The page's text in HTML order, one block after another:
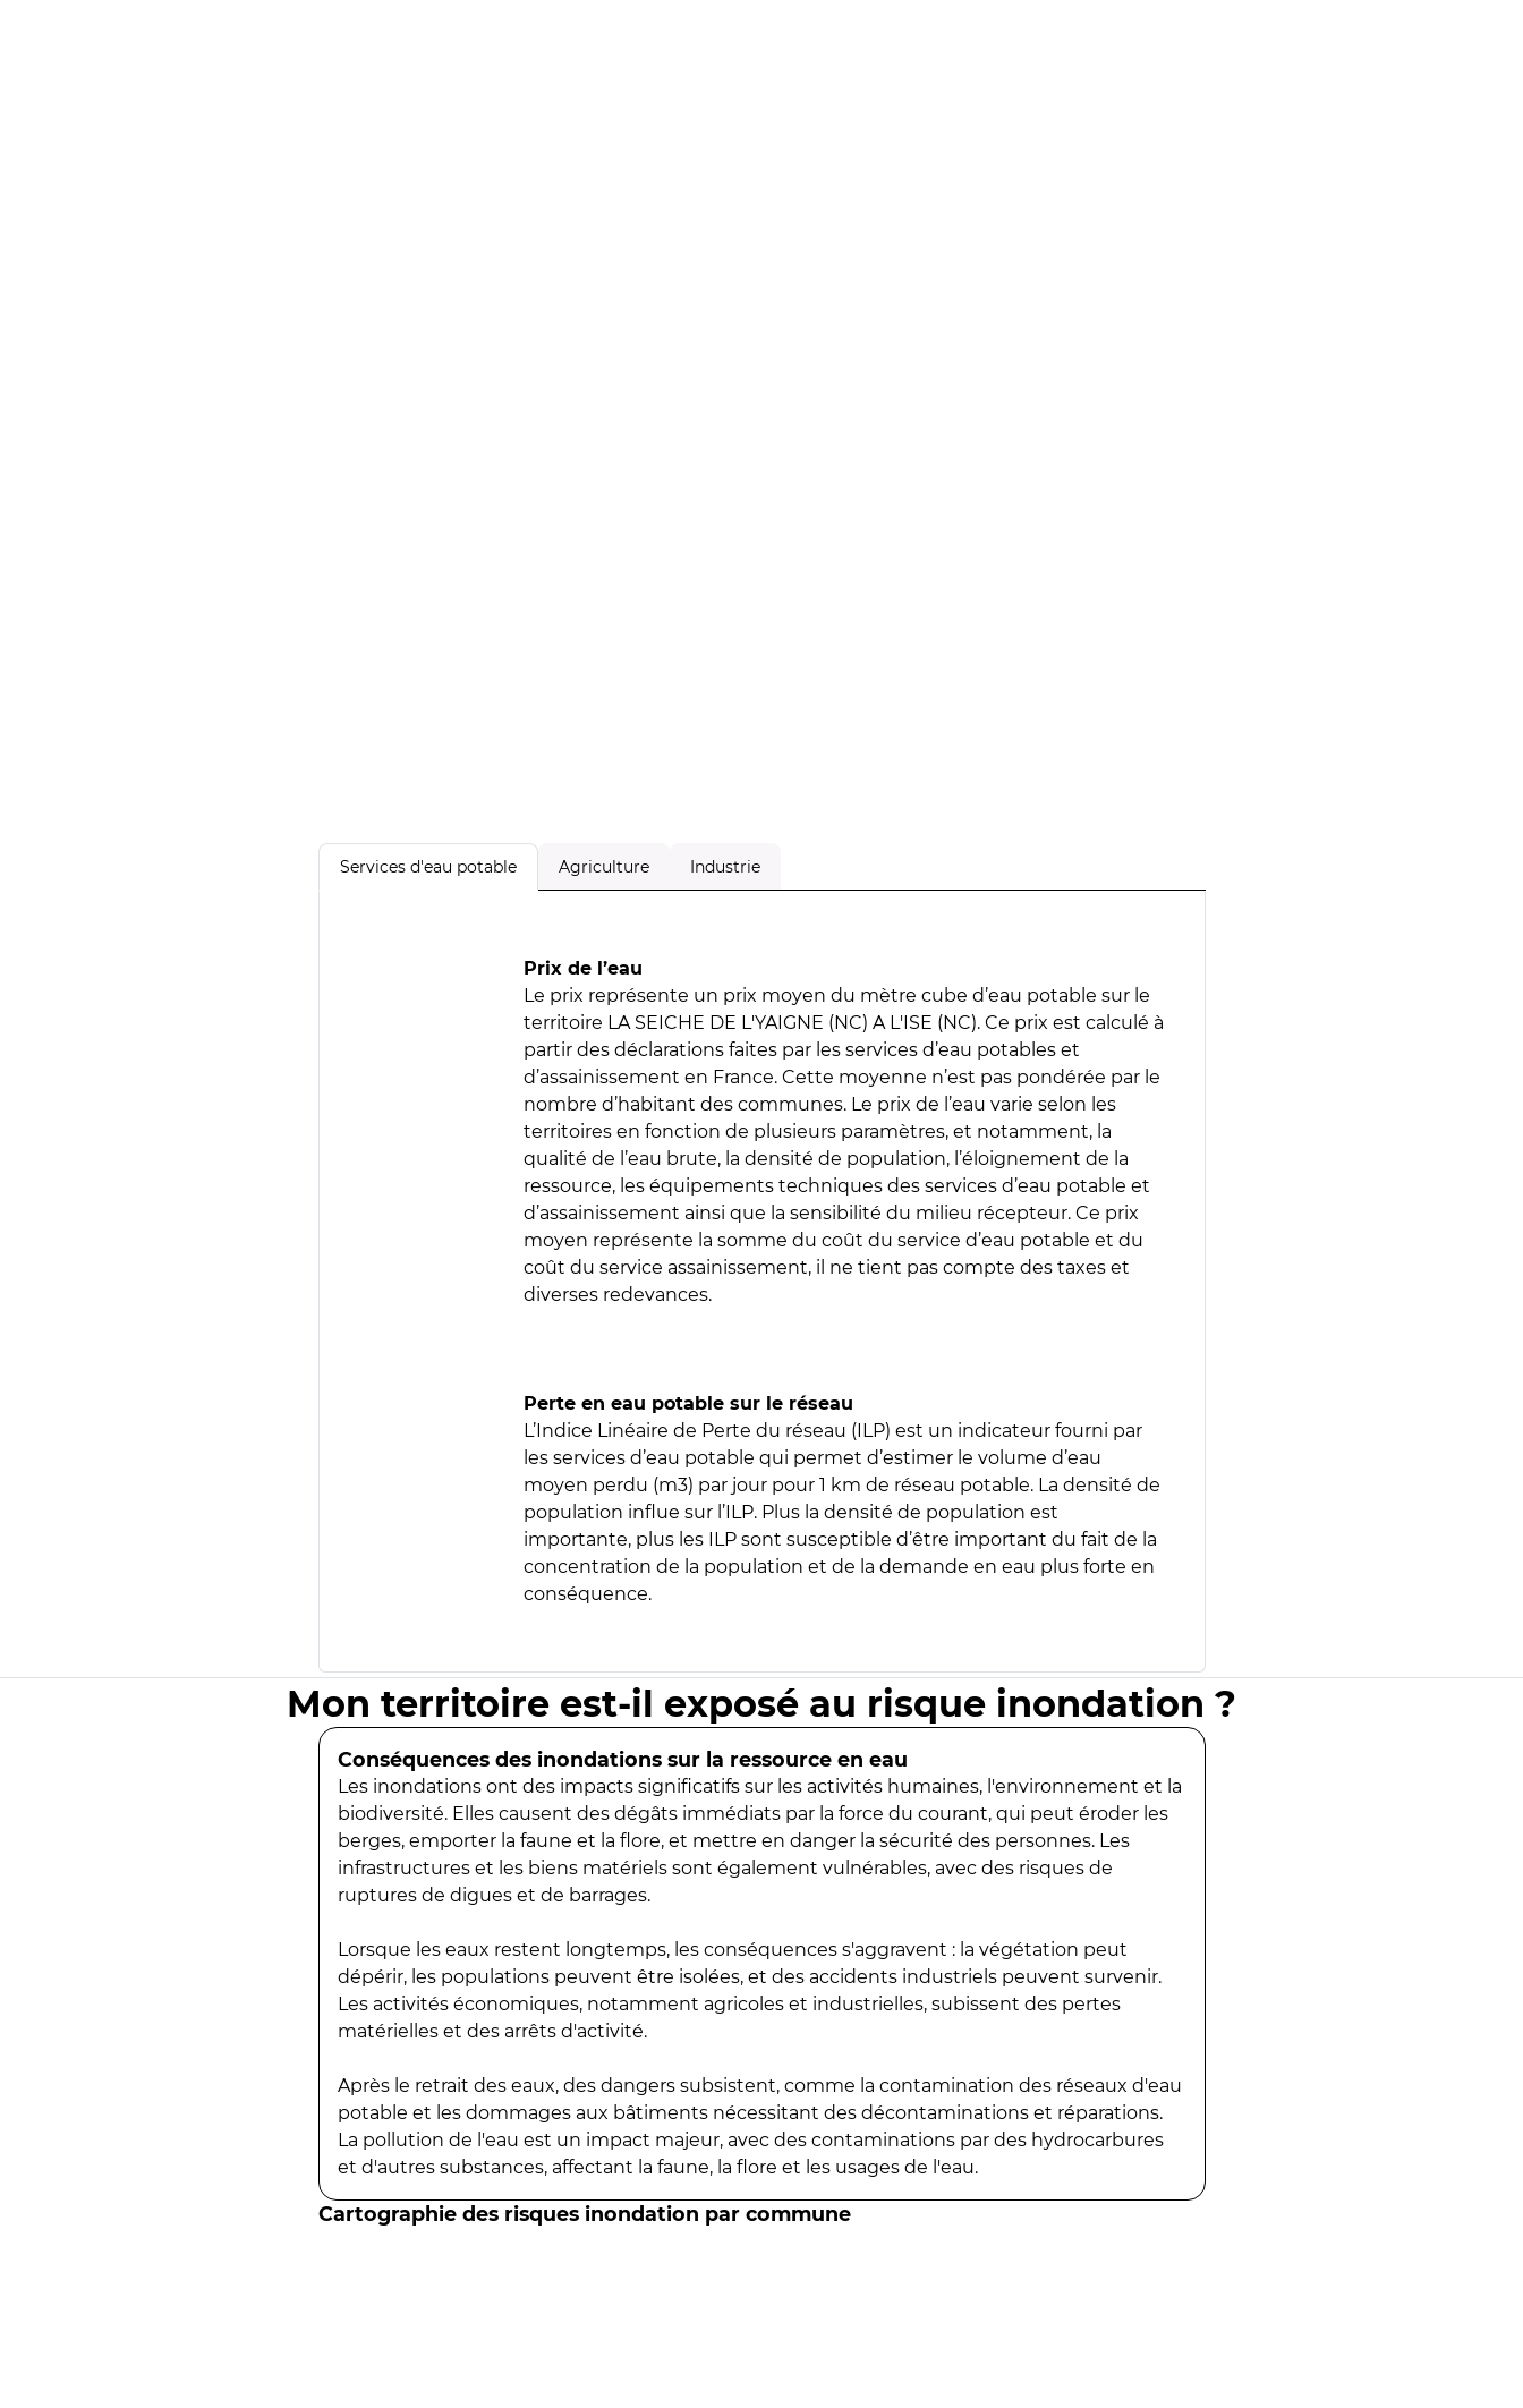
Services d'eau potable Agriculture Industrie
Prix de l’eau
Le prix représente un prix moyen du mètre cube d’eau potable sur le
territoire LA SEICHE DE L'YAIGNE (NC) A L'ISE (NC). Ce prix est calculé à
partir des déclarations faites par les services d’eau potables et
d’assainissement en France. Cette moyenne n’est pas pondérée par le
nombre d’habitant des communes. Le prix de l’eau varie selon les
territoires en fonction de plusieurs paramètres, et notamment, la
qualité de l’eau brute, la densité de population, l’éloignement de la
ressource, les équipements techniques des services d’eau potable et
d’assainissement ainsi que la sensibilité du milieu récepteur. Ce prix
moyen représente la somme du coût du service d’eau potable et du
coût du service assainissement, il ne tient pas compte des taxes et
diverses redevances.
Perte en eau potable sur le réseau
L’Indice Linéaire de Perte du réseau (ILP) est un indicateur fourni par
les services d’eau potable qui permet d’estimer le volume d’eau
moyen perdu (m3) par jour pour 1 km de réseau potable. La densité de
population influe sur l’ILP. Plus la densité de population est
importante, plus les ILP sont susceptible d’être important du fait de la
concentration de la population et de la demande en eau plus forte en
conséquence.
Mon territoire est-il exposé au risque inondation ?
Conséquences des inondations sur la ressource en eau
Les inondations ont des impacts significatifs sur les activités humaines, l'environnement et la
biodiversité. Elles causent des dégâts immédiats par la force du courant, qui peut éroder les
berges, emporter la faune et la flore, et mettre en danger la sécurité des personnes. Les
infrastructures et les biens matériels sont également vulnérables, avec des risques de
ruptures de digues et de barrages.
Lorsque les eaux restent longtemps, les conséquences s'aggravent : la végétation peut
dépérir, les populations peuvent être isolées, et des accidents industriels peuvent survenir.
Les activités économiques, notamment agricoles et industrielles, subissent des pertes
matérielles et des arrêts d'activité.
Après le retrait des eaux, des dangers subsistent, comme la contamination des réseaux d'eau
potable et les dommages aux bâtiments nécessitant des décontaminations et réparations.
La pollution de l'eau est un impact majeur, avec des contaminations par des hydrocarbures
et d'autres substances, affectant la faune, la flore et les usages de l'eau.
Cartographie des risques inondation par commune